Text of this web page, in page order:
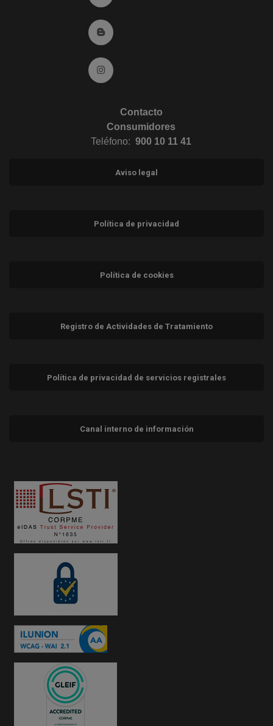
Ir al Blog (abre en ventana nueva)
Ir a Instagram (abre en ventana nueva)
Contacto
Consumidores
Teléfono: 900 10 11 41
Aviso legal
Política de privacidad
Política de cookies
Registro de Actividades de Tratamiento
Política de privacidad de servicios registrales
Canal interno de información